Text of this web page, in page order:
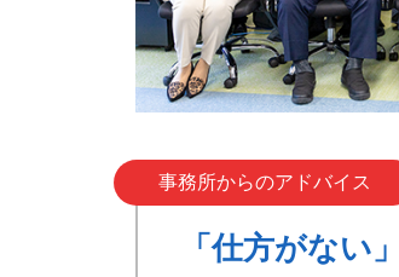
事務所からのアドバイス
「仕方がない